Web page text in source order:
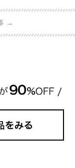
ご紹介。 さらに、
グの特徴や魅力 ・
→